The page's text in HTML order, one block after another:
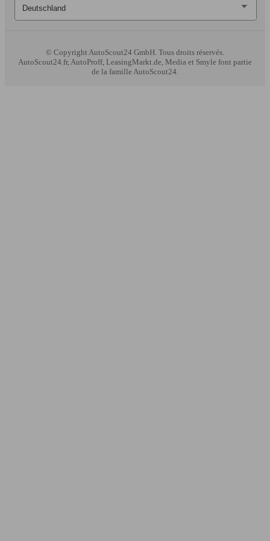
© CopyrightAutoScout24 GmbH. Tous droits réservés.
AutoScout24.fr, AutoProff, LeasingMarkt.de, Media et Smyle font partie
de la famille AutoScout24.